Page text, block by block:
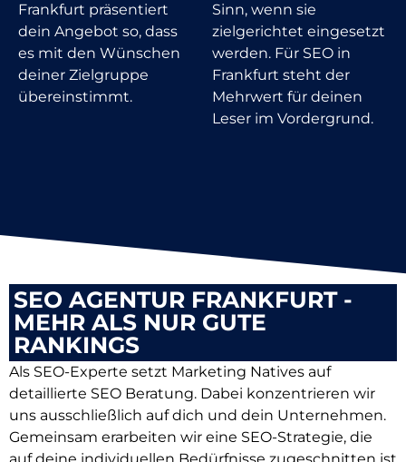
Frankfurt präsentiert
dein Angebot so, dass
es mit den Wünschen
deiner Zielgruppe
übereinstimmt.
Sinn, wenn sie
zielgerichtet eingesetzt
werden. Für SEO in
Frankfurt steht der
Mehrwert für deinen
Leser im Vordergrund.
SEO AGENTUR FRANKFURT -
MEHR ALS NUR GUTE
RANKINGS
Als SEO-Experte setzt Marketing Natives auf
detaillierte SEO Beratung. Dabei konzentrieren wir
uns ausschließlich auf dich und dein Unternehmen.
Gemeinsam erarbeiten wir eine SEO-Strategie, die